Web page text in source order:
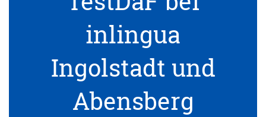
inlingua
Ingolstadt und
Abensberg